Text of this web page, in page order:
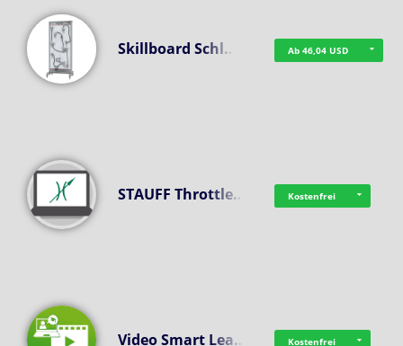
Skillboard Schl… Ab 46,04 USD
STAUFF Throttle… Kostenfrei
Video Smart Lea… Kostenfrei